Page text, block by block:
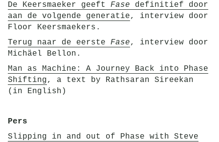
De Keersmaeker geeft Fase definitief door
aan de volgende generatie, interview door
Floor Keersmaekers.
Terug naar de eerste Fase, interview door
Michäel Bellon.
Man as Machine: A Journey Back into Phase
Shifting, a text by Rathsaran Sireekan
(in English)
Pers
Slipping in and out of Phase with Steve